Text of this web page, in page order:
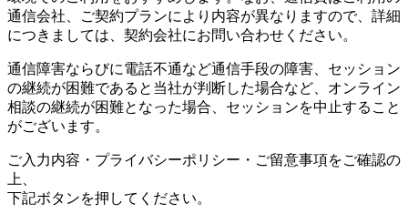
通信会社、ご契約プランにより内容が異なりますので、詳細
につきましては、契約会社にお問い合わせください。
通信障害ならびに電話不通など通信手段の障害、セッション
の継続が困難であると当社が判断した場合など、オンライン
相談の継続が困難となった場合、セッションを中止すること
がございます。
ご入力内容・プライバシーポリシー・ご留意事項をご確認の
上、
下記ボタンを押してください。